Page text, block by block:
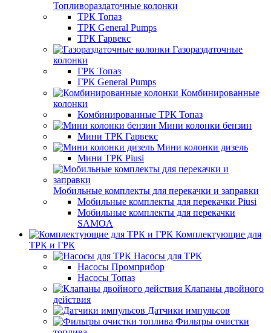
Топливораздаточные колонки
ТРК Топаз
ТРК General Pumps
ТРК Гарвекс
Газораздаточные
колонки
ГРК Топаз
ГРК General Pumps
Комбинированные
колонки
Комбинированные ТРК Топаз
Мини колонки бензин
Мини ТРК Гарвекс
Мини колонки дизель
Мини ТРК Piusi
Мобильные комплекты для перекачки и заправки
Мобильные комплекты для перекачки Piusi
Мобильные комплекты для перекачки
SAMOA
Комплектующие для
ТРК и ГРК
Насосы для ТРК
Насосы Промприбор
Насосы Топаз
Клапаны двойного
действия
Датчики импульсов
Фильтры очистки